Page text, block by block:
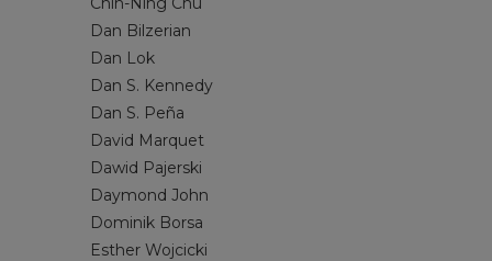
MORSOWANIE
SAMOROZWÓJ
SPRZEDAŻ
ZARZĄDZANIE
JOSH ALTMAN
NOAH KAGAN
RYAN SERHANT
SETH GODIN
STEVEN PRESSFIELD
TIM S. GROVER
WŁODZIMIERZ DEMBOWSKI
Dan Bilzerian
Dan Lok
Dan S. Kennedy
Dan S. Peña
David Marquet
Dawid Pajerski
Daymond John
Dominik Borsa
Esther Wojcicki